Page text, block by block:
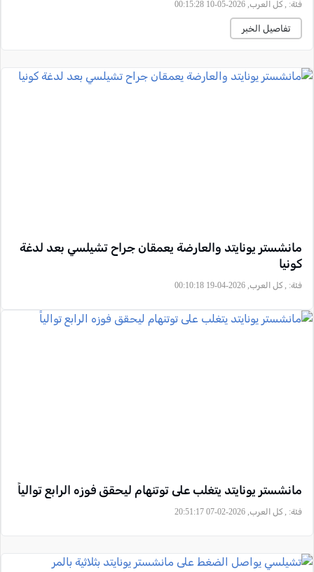
فئة: , كل العرب, 2026-05-10 00:15:28
تفاصيل الخبر
مانشستر يونايتد والعارضة يعمقان جراح تشيلسي بعد لدغة
كونيا
فئة: , كل العرب, 2026-04-19 00:10:18
مانشستر يونايتد يتغلب على توتنهام ليحقق فوزه الرابع توالياً
فئة: , كل العرب, 2026-02-07 20:51:17